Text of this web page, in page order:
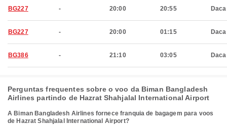
BG227 - 20:00 20:55 Daca
BG227 - 20:00 01:15 Daca
BG386 - 21:10 03:05 Daca
Perguntas frequentes sobre o voo da Biman Bangladesh
Airlines partindo de Hazrat Shahjalal International Airport
A Biman Bangladesh Airlines fornece franquia de bagagem para voos
de Hazrat Shahjalal International Airport?